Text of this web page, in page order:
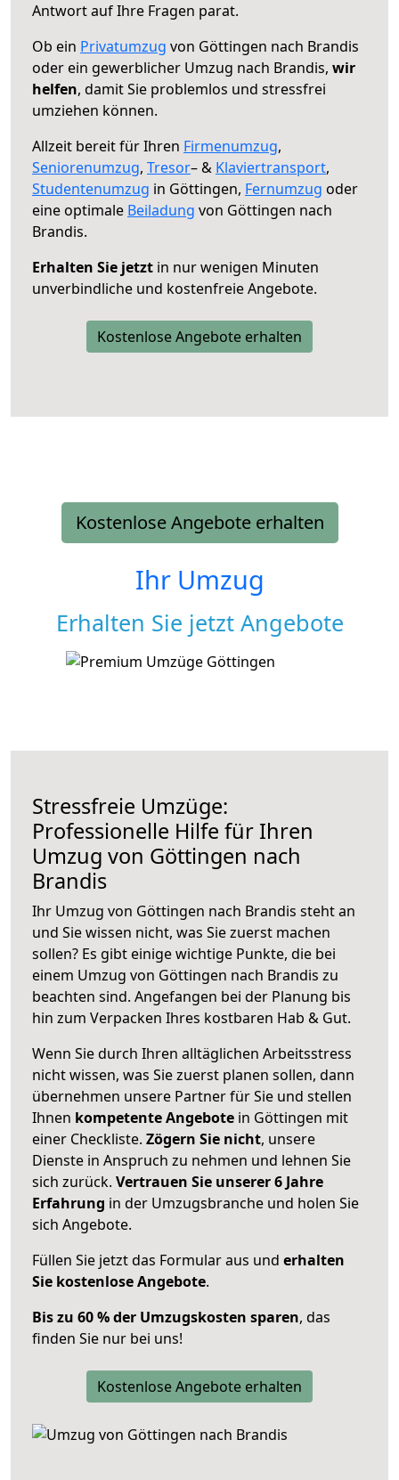
Antwort auf Ihre Fragen parat.
Ob ein Privatumzug von Göttingen nach Brandis
oder ein gewerblicher Umzug nach Brandis, wir
helfen, damit Sie problemlos und stressfrei
umziehen können.
Allzeit bereit für Ihren Firmenumzug,
Seniorenumzug, Tresor– & Klaviertransport,
Studentenumzug in Göttingen, Fernumzug oder
eine optimale Beiladung von Göttingen nach
Brandis.
Erhalten Sie jetzt in nur wenigen Minuten
unverbindliche und kostenfreie Angebote.
Kostenlose Angebote erhalten
Kostenlose Angebote erhalten
Ihr Umzug
Erhalten Sie jetzt Angebote
Stressfreie Umzüge:
Professionelle Hilfe für Ihren
Umzug von Göttingen nach
Brandis
Ihr Umzug von Göttingen nach Brandis steht an
und Sie wissen nicht, was Sie zuerst machen
sollen? Es gibt einige wichtige Punkte, die bei
einem Umzug von Göttingen nach Brandis zu
beachten sind. Angefangen bei der Planung bis
hin zum Verpacken Ihres kostbaren Hab & Gut.
Wenn Sie durch Ihren alltäglichen Arbeitsstress
nicht wissen, was Sie zuerst planen sollen, dann
übernehmen unsere Partner für Sie und stellen
Ihnen kompetente Angebote in Göttingen mit
einer Checkliste. Zögern Sie nicht, unsere
Dienste in Anspruch zu nehmen und lehnen Sie
sich zurück. Vertrauen Sie unserer 6 Jahre
Erfahrung in der Umzugsbranche und holen Sie
sich Angebote.
Füllen Sie jetzt das Formular aus und erhalten
Sie kostenlose Angebote.
Bis zu 60 % der Umzugskosten sparen, das
finden Sie nur bei uns!
Kostenlose Angebote erhalten